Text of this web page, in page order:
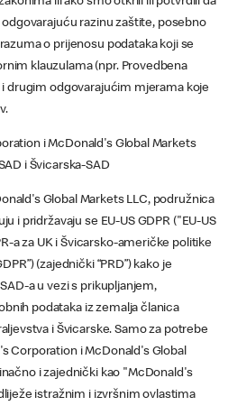
razinu zaštite, posebno
o prijenosu podataka koji se
klauzulama (npr. Provedbena
i drugim odgovarajućim mjerama koje
i McDonald's Global Markets
i Švicarska-SAD
Global Markets LLC, podružnica
i pridržavaju se EU-US GDPR ("EU-US
a za UK i Švicarsko-američke politike
(zajednički “PRD”) kako je
a u vezi s prikupljanjem,
podataka iz zemalja članica
i Švicarske. Samo za potrebe
Corporation i McDonald's Global
i zajednički kao "McDonald's
istražnim i izvršnim ovlastima